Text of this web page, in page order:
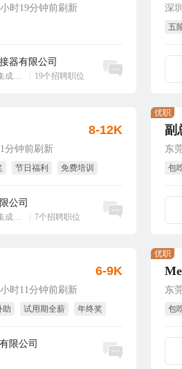
时19分钟前刷新
器有限公司
电子技术、半导体、集成电路 19个招聘职位
深圳
五
分钟前刷新
节日福利
免费培训
公司
电子技术、半导体、集成电路 7个招聘职位
8-12K 副
东
包
优职
时11分钟前刷新
助 试用期全薪
年终奖
限公司
6-9K
东
包
优职